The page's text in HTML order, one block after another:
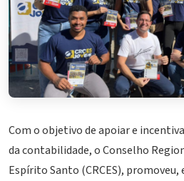
Com o objetivo de apoiar e
da contabilidade, o Conselho
Espírito Santo (CRCES), promoveu,